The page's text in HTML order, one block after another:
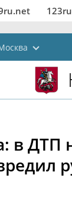
в ДТП